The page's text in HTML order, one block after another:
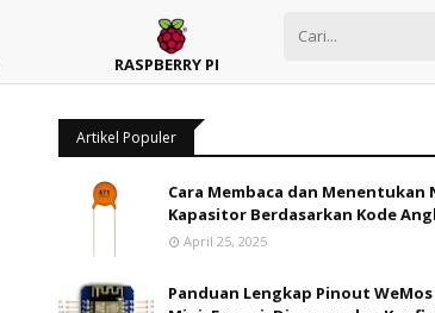
RASPBERRY PI
Artikel Populer
Cara Membaca dan Menentukan
Kapasitor Berdasarkan Kode
April 25, 2025
Panduan Lengkap Pinout WeMos